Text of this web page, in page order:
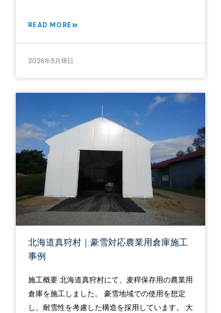
READ MORE
2026年5月18日
北海道真狩村｜豪雪対応農業用倉庫施工
事例
施工概要 北海道真狩村にて、麦稈保存用の農業用
倉庫を施工しました。 豪雪地域での使用を想定
し、耐雪性を考慮した構造を採用しています。 大